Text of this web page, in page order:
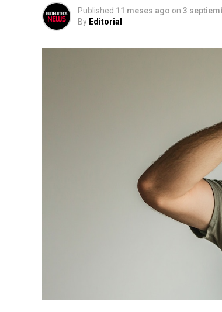
Published 11 meses ago on 3
By Editorial